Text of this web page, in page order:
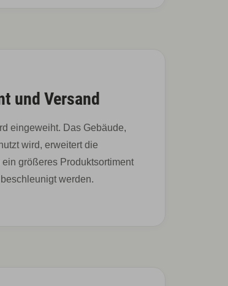
und Versand
eingeweiht. Das Gebäude,
wird, erweitert die
ein größeres Produktsortiment
werden.